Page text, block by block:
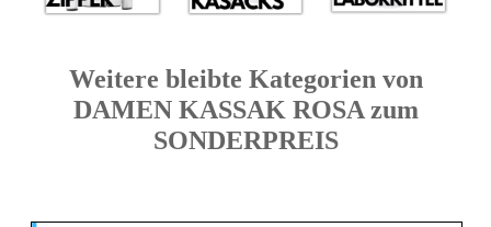
Weitere bleibte Kategorien von
DAMEN KASSAK ROSA zum
SONDERPREIS